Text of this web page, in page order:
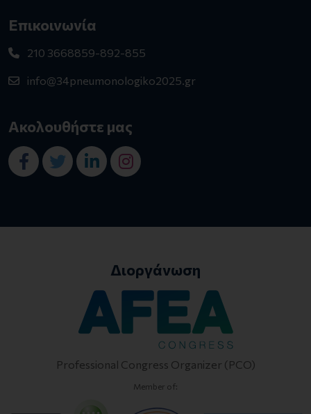
Επικοινωνία
210 3668859-892-855
info@34pneumonologiko2025.gr
Ακολουθήστε μας
Διοργάνωση
Professional Congress Organizer (PCO)
Member of: